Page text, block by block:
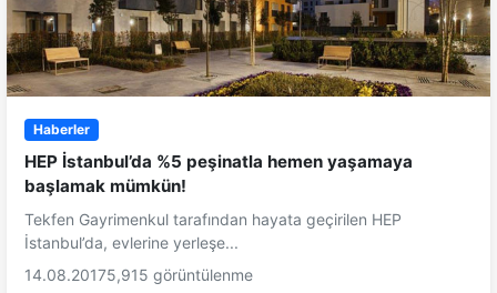
Haberler
HEP İstanbul’da %5 peşinatla hemen yaşamaya
başlamak mümkün!
Tekfen Gayrimenkul tarafından hayata geçirilen HEP
İstanbul’da, evlerine yerleşe...
14.08.20175,915 görüntülenme